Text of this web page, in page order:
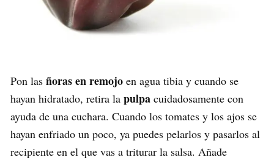
Pon las ñoras en remojo en agua tibia y cuando se
hayan hidratado, retira la pulpa cuidadosamente con
ayuda de una cuchara. Cuando los tomates y los ajos se
hayan enfriado un poco, ya puedes pelarlos y pasarlos al
recipiente en el que vas a triturar la salsa. Añade